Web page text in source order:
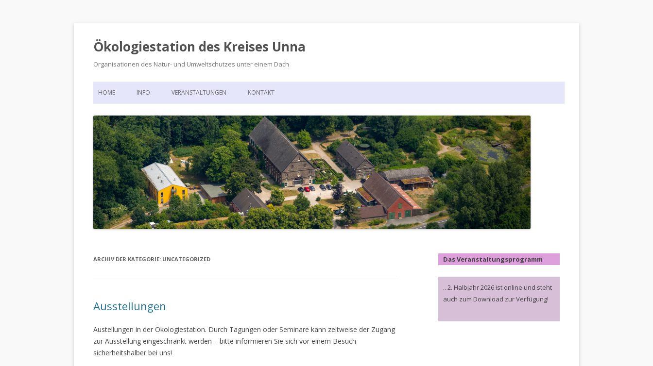
Ökologiestation des Kreises Unna
Organisationen des Natur- und Umweltschutzes unter einem Dach
Zum
HOME INFO
DIE ÖKOLOGIESTATION – FAST
900 JAHRE VORGESCHICHTE
VERANSTALTUNGEN KONTAKT
ARCHIV DER KATEGORIE: UNCATEGORIZED
Ausstellungen
Austellungen in der Ökologiestation. Durch Tagungen oder Seminare kann zeitweise der Zugang
zur Ausstellung eingeschränkt werden – bitte informieren Sie sich vor einem Besuch
sicherheitshalber bei uns!
Das Veranstaltungsprogramm
.. 2. Halbjahr 2026 ist online und steht
auch zum Download zur Verfügung!